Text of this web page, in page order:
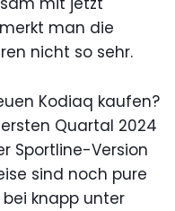
man die
nicht so sehr.
Kodiaq kaufen?
Quartal 2024
Sportline-Version
sind noch pure
knapp unter